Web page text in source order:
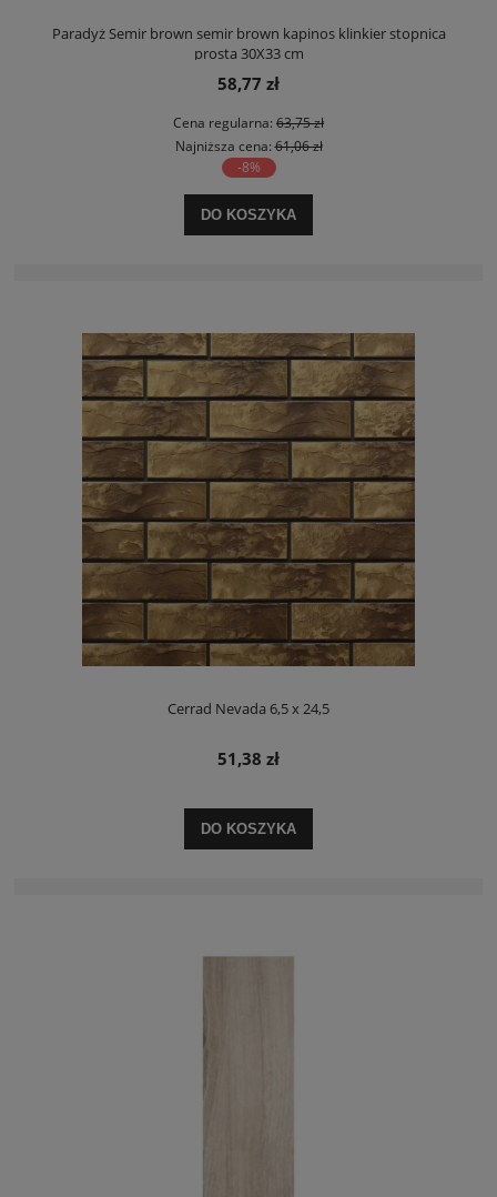
Paradyż Semir brown semir brown kapinos klinkier stopnica
prosta 30X33 cm
58,77 zł
Cena regularna: 63,75 zł
Najniższa cena:61,06 zł
-8%
DO KOSZYKA
Cerrad Nevada 6,5 x 24,5
51,38 zł
DO KOSZYKA